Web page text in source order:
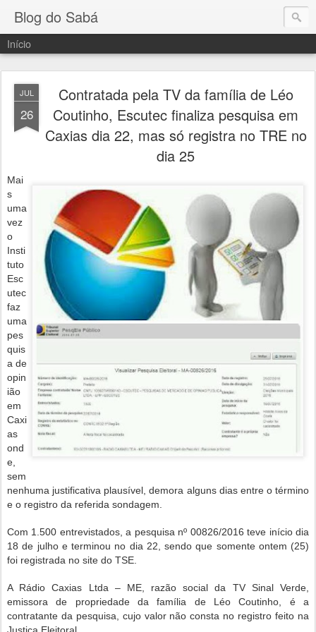
Blog do Sabá
Início
JUL
26
Contratada pela TV da família de Léo
Coutinho, Escutec finaliza pesquisa em
Caxias dia 22, mas só registra no TRE no
dia 25
Mai
s
uma
vez
o
Insti
tuto
Esc
utec
faz
uma
pes
quis
a de
opin
ião
em
Caxi
as
ond
e,
sem
nenhuma justificativa plausível, demora alguns dias entre o término
e o registro da referida sondagem.
Com 1.500 entrevistados, a pesquisa nº 00826/2016 teve início dia
18 de julho e terminou no dia 22, sendo que somente ontem (25)
foi registrada no site do TSE.
A Rádio Caxias Ltda – ME, razão social da TV Sinal Verde,
emissora de propriedade da família de Léo Coutinho, é a
contratante da pesquisa, cujo valor não consta no registro feito na